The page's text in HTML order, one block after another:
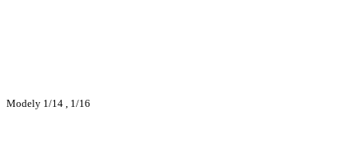
Modely 1/14 , 1/16